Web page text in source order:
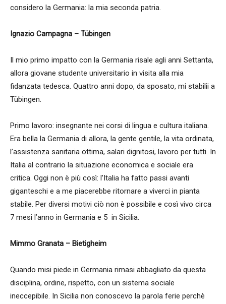
considero la Germania: la mia seconda patria.
Ignazio Campagna – Tübingen
Il mio primo impatto con la Germania risale agli anni Settanta,
allora giovane studente universitario in visita alla mia
fidanzata tedesca. Quattro anni dopo, da sposato, mi stabilii a
Tübingen.
Primo lavoro: insegnante nei corsi di lingua e cultura italiana.
Era bella la Germania di allora, la gente gentile, la vita ordinata,
l’assistenza sanitaria ottima, salari dignitosi, lavoro per tutti. In
Italia al contrario la situazione economica e sociale era
critica. Oggi non è più così: l’Italia ha fatto passi avanti
giganteschi e a me piacerebbe ritornare a viverci in pianta
stabile. Per diversi motivi ciò non è possibile e così vivo circa
7 mesi l’anno in Germania e 5 in Sicilia.
Mimmo Granata – Bietigheim
Quando misi piede in Germania rimasi abbagliato da questa
disciplina, ordine, rispetto, con un sistema sociale
ineccepibile. In Sicilia non conoscevo la parola ferie perchè